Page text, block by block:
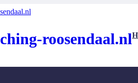
roosendaal.nl